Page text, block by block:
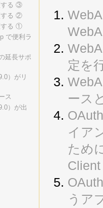
定を
ース
イア
ため
うア
する ③
する ②
する ①
で便利ラ
延長サポ
）がリ
ス
）が出